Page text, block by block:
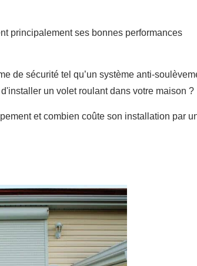
principalement ses bonnes performances
de sécurité tel qu’un système anti-
un volet roulant dans votre maison ?
et combien coûte son installation par